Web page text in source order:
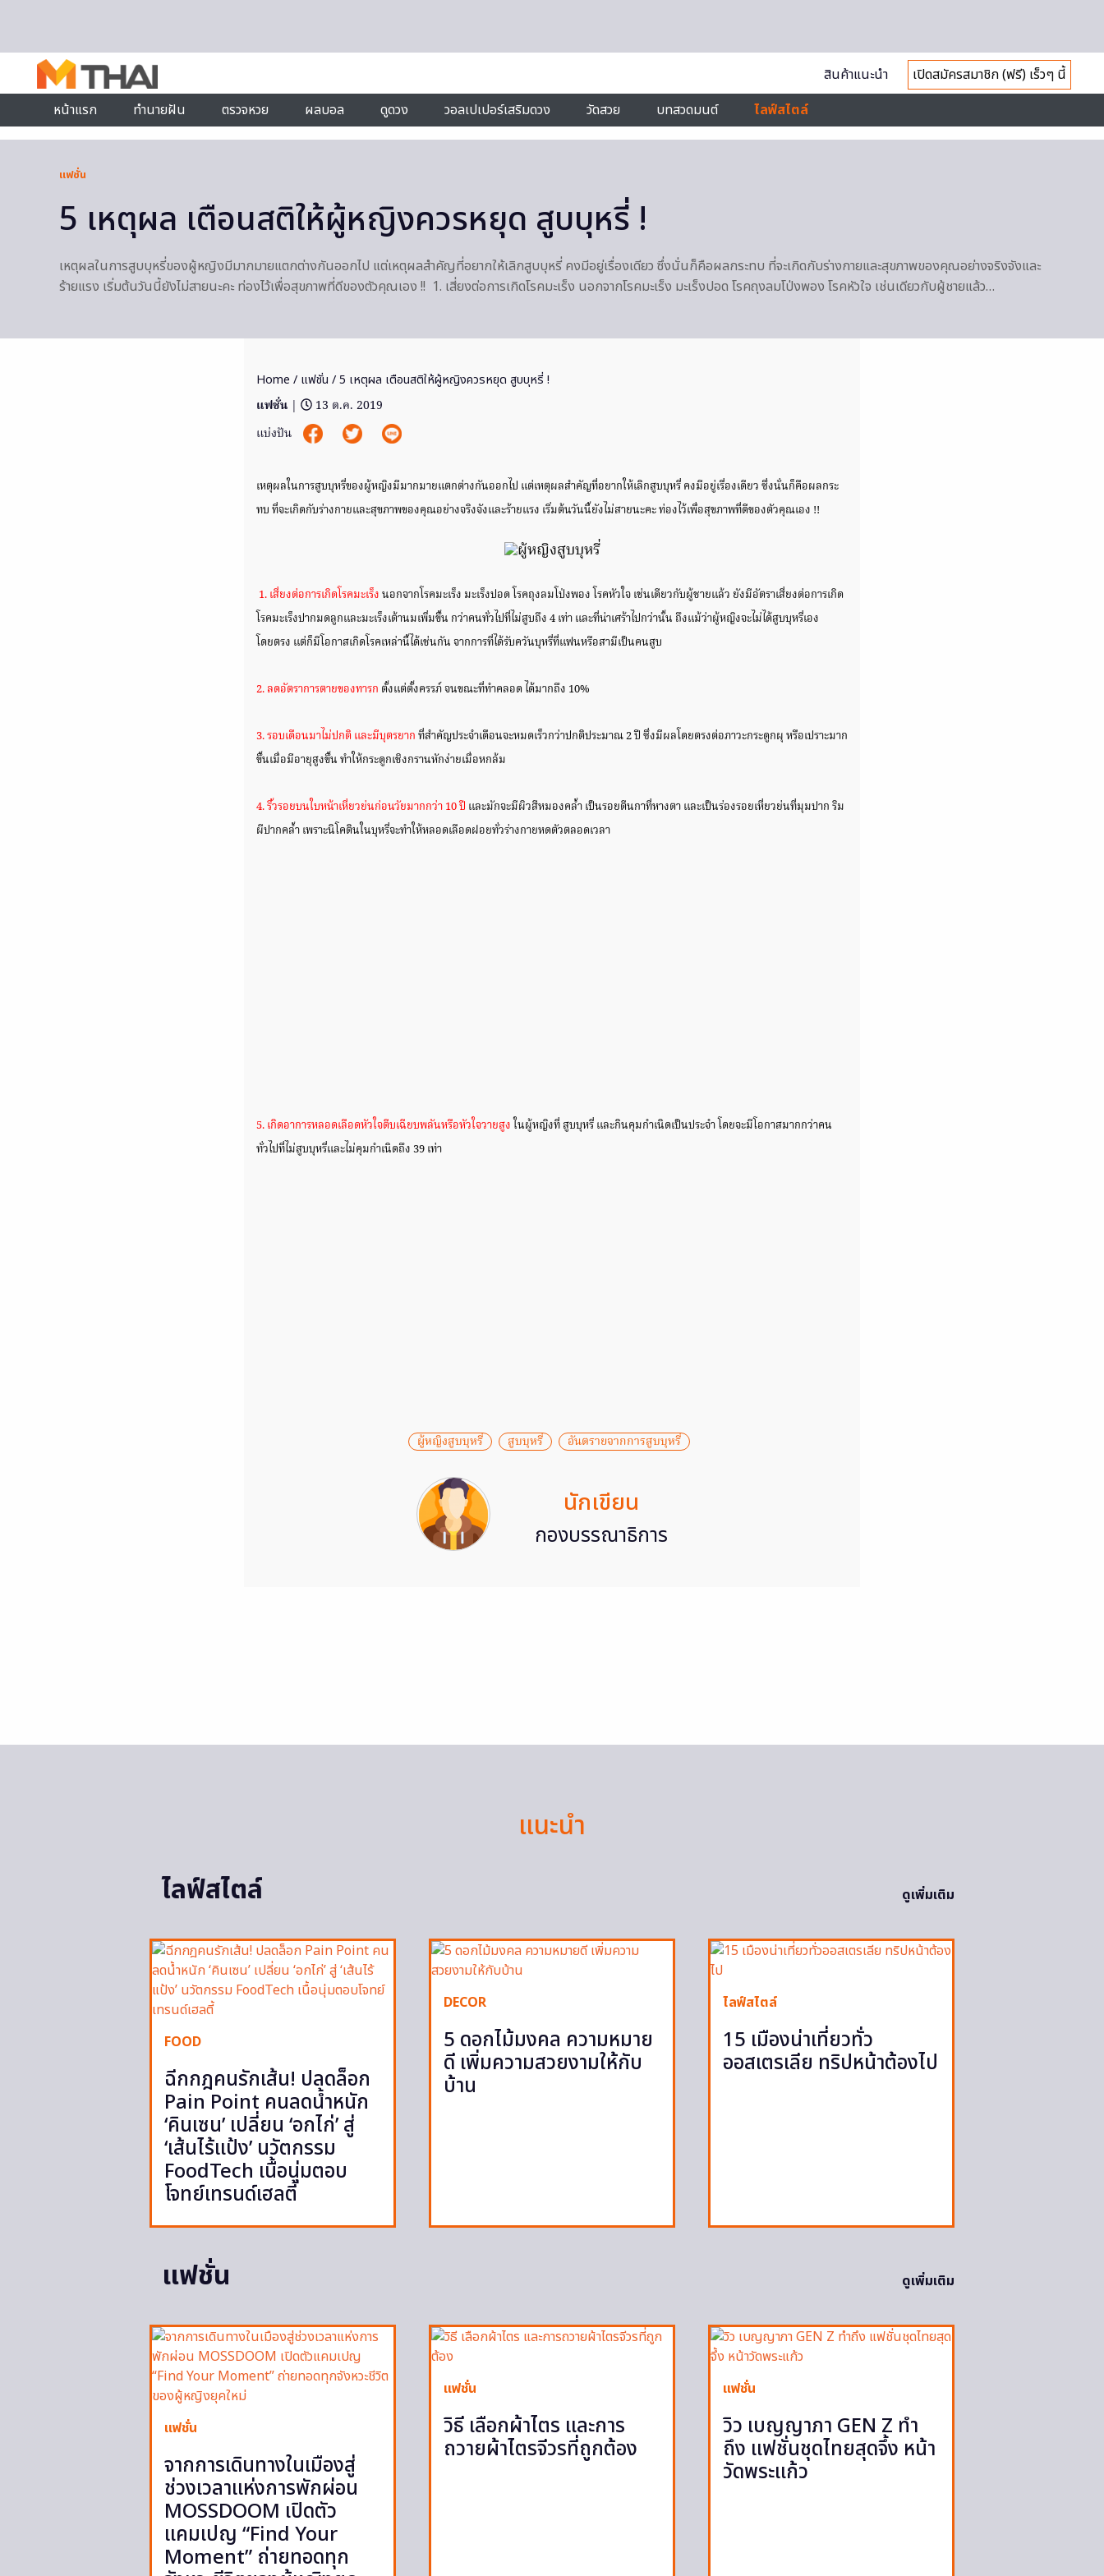
สินค้าแนะนำ
เปิดสมัครสมาชิก (ฟรี) เร็วๆ นี้
หน้าแรก
ทำนายฝัน ตรวจหวย ผลบอล ดูดวง วอลเปเปอร์เสริมดวง วัดสวย บทสวดมนต์ ไลฟ์สไตล์
แฟชั่น
5 เหตุผล เตือนสติให้ผู้หญิงควรหยุด สูบบุหรี่ !
เหตุผลในการสูบบุหรี่ของผู้หญิงมีมากมายแตกต่างกันออกไป แต่เหตุผลสำคัญที่อยากให้เลิกสูบบุหรี่ คงมีอยู่เรื่องเดียว ซึ่งนั่นก็คือผลกระทบ ที่จะเกิดกับร่างกายและสุขภาพของคุณอย่างจริงจังและ
ร้ายแรง เริ่มต้นวันนี้ยังไม่สายนะคะ ท่องไว้เพื่อสุขภาพที่ดีของตัวคุณเอง !! 1. เสี่ยงต่อการเกิดโรคมะเร็ง นอกจากโรคมะเร็ง มะเร็งปอด โรคถุงลมโป่งพอง โรคหัวใจ เช่นเดียวกับผู้ชายแล้ว…
Home / แฟชั่น / 5 เหตุผล เตือนสติให้ผู้หญิงควรหยุด สูบบุหรี่ !
แฟชั่น |
13 ต.ค. 2019
แบ่งปัน
เหตุผลในการสูบบุหรี่ของผู้หญิงมีมากมายแตกต่างกันออกไป แต่เหตุผลสำคัญที่อยากให้เลิกสูบบุหรี่ คงมีอยู่เรื่องเดียว ซึ่งนั่นก็คือผลกระ
ทบ ที่จะเกิดกับร่างกายและสุขภาพของคุณอย่างจริงจังและร้ายแรง เริ่มต้นวันนี้ยังไม่สายนะคะ ท่องไว้เพื่อสุขภาพที่ดีของตัวคุณเอง !!
1. เสี่ยงต่อการเกิดโรคมะเร็งนอกจากโรคมะเร็ง มะเร็งปอด โรคถุงลมโป่งพอง โรคหัวใจ เช่นเดียวกับผู้ชายแล้ว ยังมีอัตราเสี่ยงต่อการเกิด
โรคมะเร็งปากมดลูกและมะเร็งเต้านมเพิ่มขึ้น กว่าคนทั่วไปที่ไม่สูบถึง 4 เท่า และที่น่าเศร้าไปกว่านั้น ถึงแม้ว่าผู้หญิงจะไม่ได้สูบบุหรี่เอง
โดยตรง แต่ก็มีโอกาสเกิดโรคเหล่านี้ได้เช่นกัน จากการที่ได้รับควันบุหรี่ที่แฟนหรือสามีเป็นคนสูบ
2. ลดอัตราการตายของทารก ตั้งแต่ตั้งครรภ์ จนขณะที่ทำคลอด ได้มากถึง 10%
3. รอบเดือนมาไม่ปกติ และมีบุตรยากที่สำคัญประจำเดือนจะหมดเร็วกว่าปกติประมาณ 2 ปี ซึ่งมีผลโดยตรงต่อภาวะกระดูกผุ หรือเปราะมาก
ขึ้นเมื่อมีอายุสูงขึ้น ทำให้กระดูกเชิงกรานหักง่ายเมื่อหกล้ม
4. ริ้วรอยบนใบหน้าเหี่ยวย่นก่อนวัยมากกว่า 10 ปี และมักจะมีผิวสีหมองคล้ำ เป็นรอยตีนกาที่หางตา และเป็นร่องรอยเหี่ยวย่นที่มุมปาก ริม
ผีปากคล้ำ เพราะนิโคตินในบุหรี่จะทำให้หลอดเลือดฝอยทั่วร่างกายหดตัวตลอดเวลา
5. เกิดอาการหลอดเลือดหัวใจตีบเฉียบพลันหรือหัวใจวายสูง ในผู้หญิงที่ สูบบุหรี่ และกินคุมกำเนิดเป็นประจำ โดยจะมีโอกาสมากกว่าคน
ทั่วไปที่ไม่สูบบุหรี่และไม่คุมกำเนิดถึง 39 เท่า
ผู้หญิงสูบบุหรี่ สูบบุหรี่ อันตรายจากการสูบบุหรี่
นักเขียน
กองบรรณาธิการ
แนะนำ
ไลฟ์สไตล์
ดูเพิ่มเติม
FOOD
ฉีกกฎคนรักเส้น! ปลดล็อก
Pain Point คนลดน้ำหนัก
‘คินเซน’ เปลี่ยน ‘อกไก่’ สู่
‘เส้นไร้แป้ง’ นวัตกรรม
FoodTech เนื้อนุ่มตอบ
โจทย์เทรนด์เฮลตี้
DECOR
5 ดอกไม้มงคล ความหมาย
ดี เพิ่มความสวยงามให้กับ
บ้าน
ไลฟ์สไตล์
15 เมืองน่าเที่ยวทั่ว
ออสเตรเลีย ทริปหน้าต้องไป
แฟชั่น ดูเพิ่มเติม
แฟชั่น
จากการเดินทางในเมืองสู่
ช่วงเวลาแห่งการพักผ่อน
MOSSDOOM เปิดตัว
แคมเปญ “Find Your
Moment” ถ่ายทอดทุก
แฟชั่น
วิธี เลือกผ้าไตร และการ
ถวายผ้าไตรจีวรที่ถูกต้อง
แฟชั่น
วิว เบญญาภา GEN Z ทำ
ถึง แฟชั่นชุดไทยสุดจึ้ง หน้า
วัดพระแก้ว